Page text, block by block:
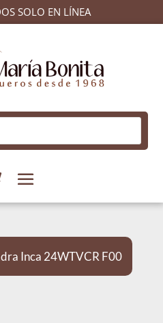
SOLO EN LÍNEA
Inca 24WTVCR F00